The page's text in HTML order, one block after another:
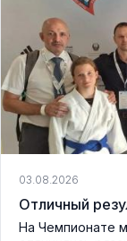
03.08.2026
Отличный
На Чемпионате